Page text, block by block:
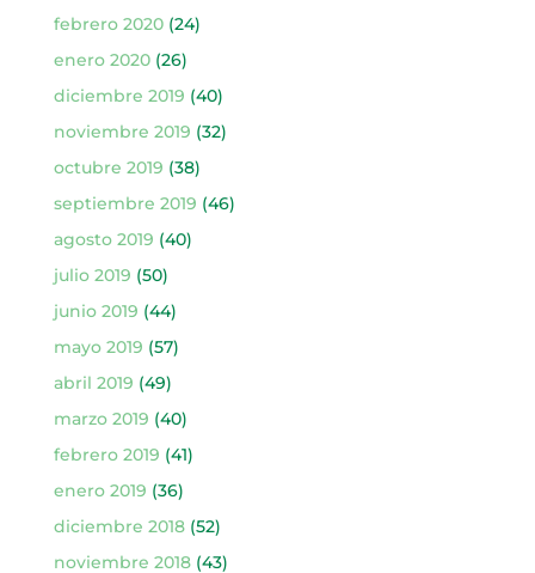
febrero 2020(24)
enero 2020(26)
diciembre 2019 (40)
noviembre 2019 (32)
octubre 2019 (38)
septiembre 2019 (46)
agosto 2019 (40)
julio 2019 (50)
junio 2019 (44)
mayo 2019 (57)
abril 2019 (49)
marzo 2019 (40)
febrero 2019 (41)
enero 2019 (36)
diciembre 2018(52)
noviembre 2018(43)